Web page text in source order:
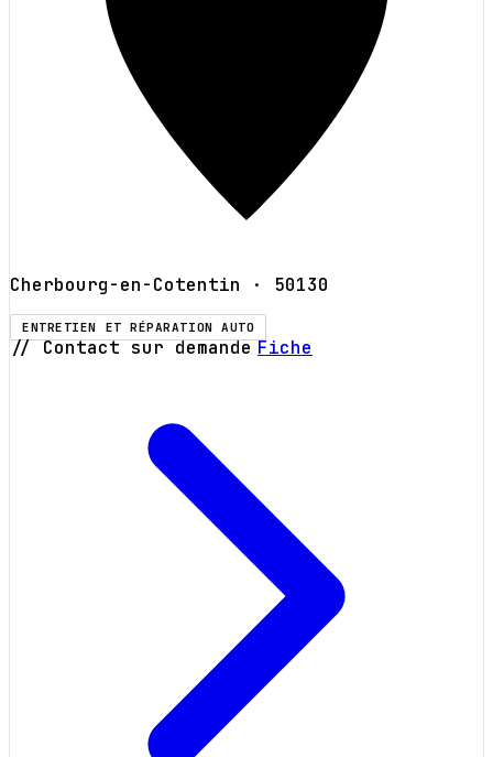
Cherbourg-en-Cotentin · 50130
ENTRETIEN ET RÉPARATION AUTO
// Contact sur demande Fiche